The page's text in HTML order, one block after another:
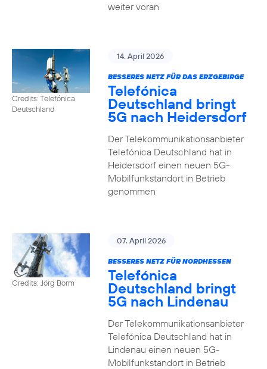
weiter voran
Credits: Telefónica
Deutschland
14. April 2026
BESSERES NETZ FÜR DAS ERZGEBIRGE
Telefónica
Deutschland bringt
5G nach Heidersdorf
Der Telekommunikationsanbieter
Telefónica Deutschland hat in
Heidersdorf einen neuen 5G-
Mobilfunkstandort in Betrieb
genommen
Credits: Jörg Borm
07. April 2026
BESSERES NETZ FÜR NORDHESSEN
Telefónica
Deutschland bringt
5G nach Lindenau
Der Telekommunikationsanbieter
Telefónica Deutschland hat in
Lindenau einen neuen 5G-
Mobilfunkstandort in Betrieb